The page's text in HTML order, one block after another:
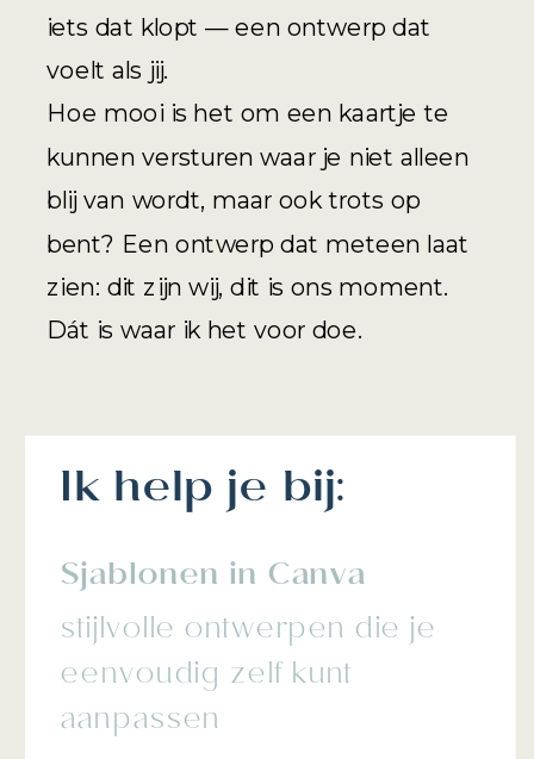
iets dat klopt — een ontwerp dat
voelt als jij.
Hoe mooi is het om een kaartje te
kunnen versturen waar je niet alleen
blij van wordt, maar ook trots op
bent? Een ontwerp dat meteen laat
zien: dit zijn wij, dit is ons moment.
Dát is waar ik het voor doe.
Ik help je bij:
stijlvolle ontwerpen die je
eenvoudig zelf kunt
aanpassen
Sjablonen in Canva